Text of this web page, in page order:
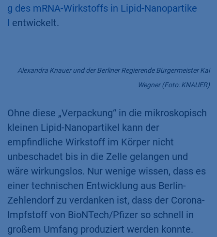
g des mRNA-Wirkstoffs in Lipid-Nanopartike
l entwickelt.
Alexandra Knauer und der Berliner Regierende Bürgermeister Kai
Wegner (Foto: KNAUER)
Ohne diese „Verpackung“ in die mikroskopisch
kleinen Lipid-Nanopartikel kann der
empfindliche Wirkstoff im Körper nicht
unbeschadet bis in die Zelle gelangen und
wäre wirkungslos. Nur wenige wissen, dass es
einer technischen Entwicklung aus Berlin-
Zehlendorf zu verdanken ist, dass der Corona-
Impfstoff von BioNTech/Pfizer so schnell in
großem Umfang produziert werden konnte.